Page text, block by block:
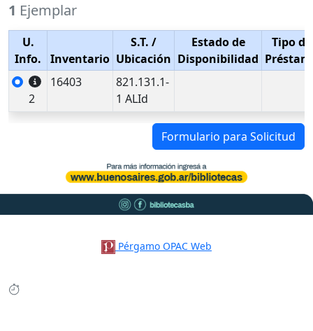
1 Ejemplar
U.
Info.
Inventario
S.T. /
Ubicación
Estado de
Disponibilidad
Tipo de
2
16403
821.131.1-
1 ALId
Formulario para Solicitud
Pérgamo OPAC Web